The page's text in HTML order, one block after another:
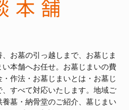
お墓の引っ越しまで、お墓じま
本舗へお任せ。お墓じまいの費
作法・お墓じまいとは・お墓じ
すべて対応いたします。地域ご
墓・納骨堂のご紹介、墓じまい